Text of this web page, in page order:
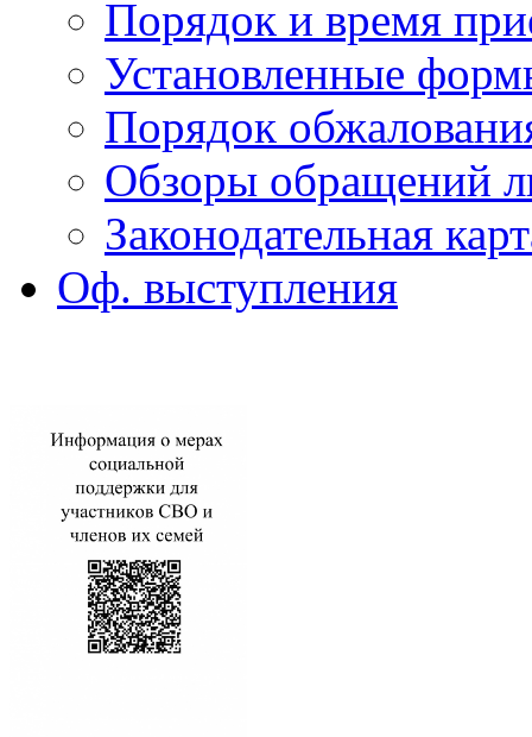
Порядок и время
Установленные
Порядок
Обзоры обращений
Законодательная
Оф. выступления